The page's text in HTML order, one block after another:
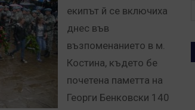
екипът й се включиха
днес във
възпоменанието в м.
Костина, където бе
почетена паметта на
Георги Бенковски 140